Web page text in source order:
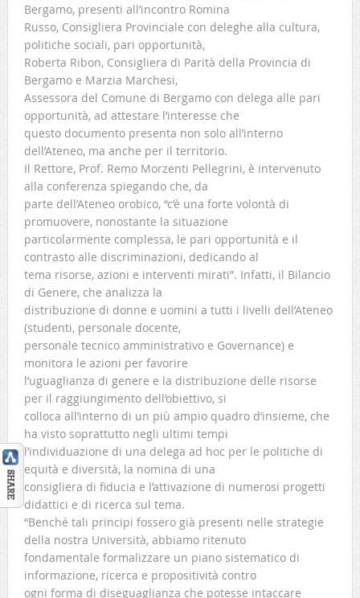
Bergamo, presenti all’incontro Romina
Russo, Consigliera Provinciale con deleghe alla cultura,
politiche sociali, pari opportunità,
Roberta Ribon, Consigliera di Parità della Provincia di
Bergamo e Marzia Marchesi,
Assessora del Comune di Bergamo con delega alle pari
opportunità, ad attestare l’interesse che
questo documento presenta non solo all’interno
dell’Ateneo, ma anche per il territorio.
Il Rettore, Prof. Remo Morzenti Pellegrini, è intervenuto
alla conferenza spiegando che, da
parte dell’Ateneo orobico, “c’è una forte volontà di
promuovere, nonostante la situazione
particolarmente complessa, le pari opportunità e il
contrasto alle discriminazioni, dedicando al
tema risorse, azioni e interventi mirati”. Infatti, il Bilancio
di Genere, che analizza la
distribuzione di donne e uomini a tutti i livelli dell’Ateneo
(studenti, personale docente,
personale tecnico amministrativo e Governance) e
monitora le azioni per favorire
l’uguaglianza di genere e la distribuzione delle risorse
per il raggiungimento dell’obiettivo, si
colloca all’interno di un più ampio quadro d’insieme, che
ha visto soprattutto negli ultimi tempi
l’individuazione di una delega ad hoc per le politiche di
equità e diversità, la nomina di una
consigliera di fiducia e l’attivazione di numerosi progetti
didattici e di ricerca sul tema.
“Benché tali principi fossero già presenti nelle strategie
della nostra Università, abbiamo ritenuto
fondamentale formalizzare un piano sistematico di
informazione, ricerca e propositività contro
ogni forma di diseguaglianza che potesse intaccare